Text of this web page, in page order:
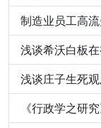
制造业员工高
浅谈希沃白板
浅谈庄子生死
《行政学之研